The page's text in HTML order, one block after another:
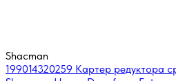
Shacman
199014320259 Картер редуктора